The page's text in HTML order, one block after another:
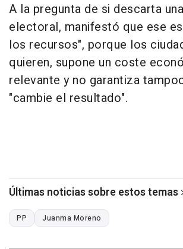
A la pregunta de si descarta
electoral, manifestó que ese
los recursos", porque los
quieren, supone un coste
relevante y no garantiza
"cambie el resultado".
Últimas noticias sobre estos temas
PP Juanma Moreno